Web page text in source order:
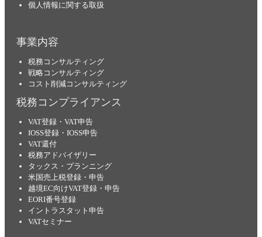
個人情報に関する取扱
事業内容
税務コンサルティング
戦略コンサルティング
コスト削減コンサルティング
税務コンプライアンス
VAT登録・VAT申告
IOSS登録・IOSS申告
VAT還付
税務アドバイザリー
タックス・プランニング
米国売上税登録・申告
越境EC向けVAT登録・申告
EORI番号登録
イントラスタット申告
VATセミナー